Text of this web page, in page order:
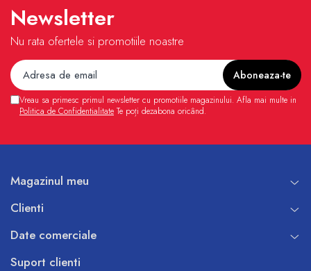
Newsletter
Nu rata ofertele si promotiile noastre
Vreau sa primesc primul newsletter cu promotiile magazinului. Afla mai multe in
Politica de Confidentialitate Te poți dezabona oricând.
Magazinul meu
Clienti
Date comerciale
Suport clienti